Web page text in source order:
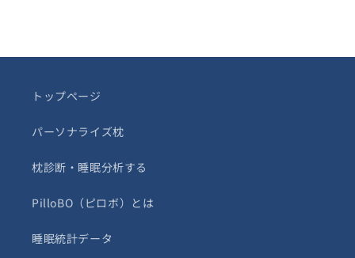
トップページ
パーソナライズ枕
枕診断・睡眠分析する
PilloBO（ピロボ）とは
睡眠統計データ